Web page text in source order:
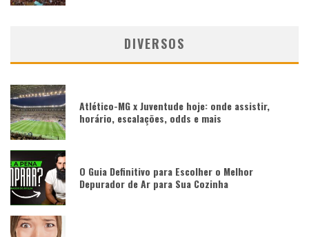
DIVERSOS
Atlético-MG x Juventude hoje: onde assistir,
horário, escalações, odds e mais
O Guia Definitivo para Escolher o Melhor
Depurador de Ar para Sua Cozinha